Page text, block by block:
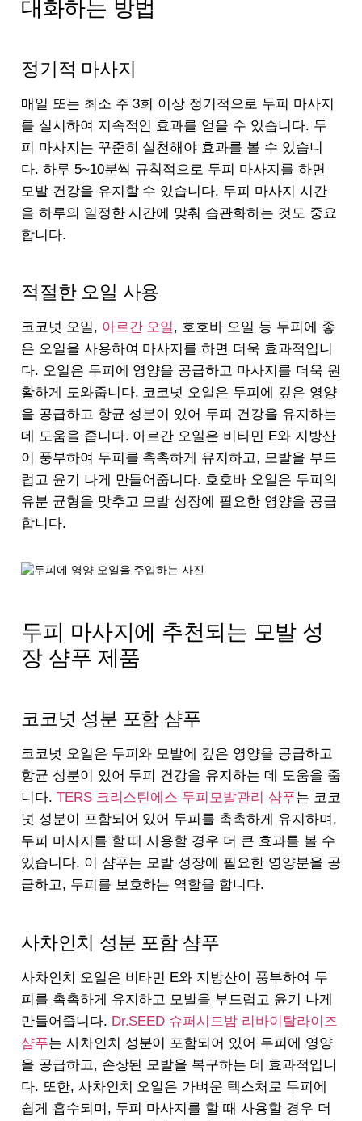
대화하는 방법
정기적 마사지
매일 또는 최소 주 3회 이상 정기적으로 두피 마사지
를 실시하여 지속적인 효과를 얻을 수 있습니다. 두
피 마사지는 꾸준히 실천해야 효과를 볼 수 있습니
다. 하루 5~10분씩 규칙적으로 두피 마사지를 하면
모발 건강을 유지할 수 있습니다. 두피 마사지 시간
을 하루의 일정한 시간에 맞춰 습관화하는 것도 중요
합니다.
적절한 오일 사용
코코넛 오일, 아르간 오일, 호호바 오일 등 두피에 좋
은 오일을 사용하여 마사지를 하면 더욱 효과적입니
다. 오일은 두피에 영양을 공급하고 마사지를 더욱 원
활하게 도와줍니다. 코코넛 오일은 두피에 깊은 영양
을 공급하고 항균 성분이 있어 두피 건강을 유지하는
데 도움을 줍니다. 아르간 오일은 비타민 E와 지방산
이 풍부하여 두피를 촉촉하게 유지하고, 모발을 부드
럽고 윤기 나게 만들어줍니다. 호호바 오일은 두피의
유분 균형을 맞추고 모발 성장에 필요한 영양을 공급
합니다.
두피 마사지에 추천되는 모발 성
장 샴푸 제품
코코넛 성분 포함 샴푸
코코넛 오일은 두피와 모발에 깊은 영양을 공급하고
항균 성분이 있어 두피 건강을 유지하는 데 도움을 줍
니다. TERS 크리스틴에스 두피모발관리 샴푸는 코코
넛 성분이 포함되어 있어 두피를 촉촉하게 유지하며,
두피 마사지를 할 때 사용할 경우 더 큰 효과를 볼 수
있습니다. 이 샴푸는 모발 성장에 필요한 영양분을 공
급하고, 두피를 보호하는 역할을 합니다.
사차인치 성분 포함 샴푸
사차인치 오일은 비타민 E와 지방산이 풍부하여 두
피를 촉촉하게 유지하고 모발을 부드럽고 윤기 나게
만들어줍니다. Dr.SEED 슈퍼시드밤 리바이탈라이즈
샴푸는 사차인치 성분이 포함되어 있어 두피에 영양
을 공급하고, 손상된 모발을 복구하는 데 효과적입니
다. 또한, 사차인치 오일은 가벼운 텍스처로 두피에
쉽게 흡수되며, 두피 마사지를 할 때 사용할 경우 더